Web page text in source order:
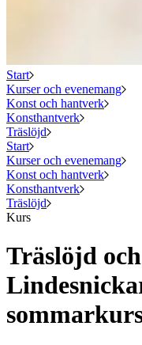
Start
Kurser och evenemang
Konst och hantverk
Konsthantverk
Träslöjd
Start
Kurser och evenemang
Konst och hantverk
Konsthantverk
Träslöjd
Kurs
Träslöjd